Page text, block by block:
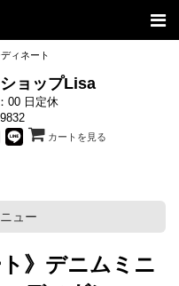
ィネート
ョップLisa
00 日定休
カートを見る
ュー
》デニムミニ